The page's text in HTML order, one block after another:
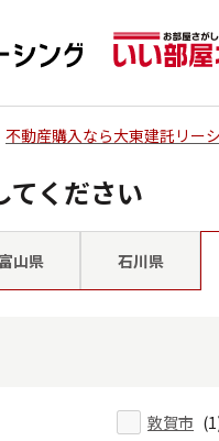
不動産購入なら大東建託リー
てください
富山県 石川県
敦賀市